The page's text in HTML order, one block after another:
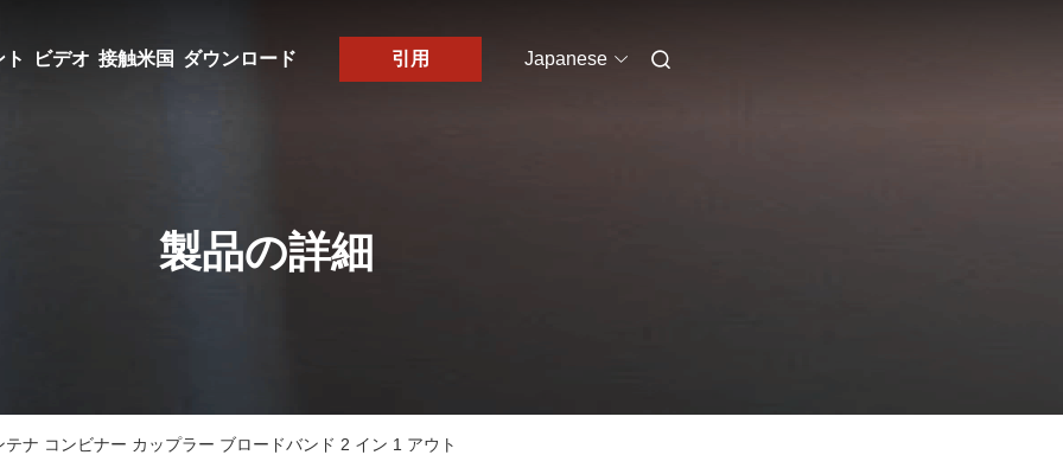
ビデオ 接触米国 ダウンロード 引用 Japanese
製品の詳細
ナ コンビナー カップラー ブロードバンド 2 イン 1 アウト